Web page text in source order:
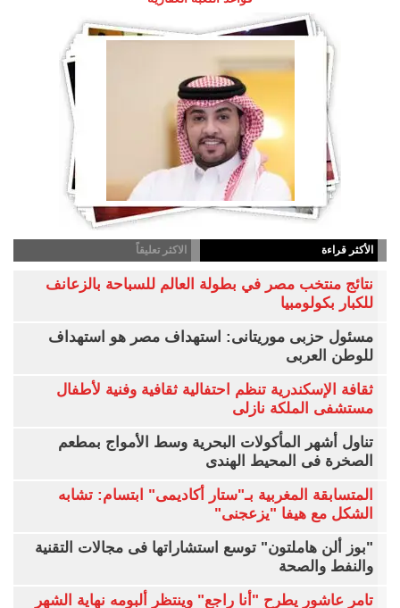
الأكثر قراءة الاكثر تعليقاً
نتائج منتخب مصر في بطولة العالم للسباحة بالزعانف
للكبار بكولومبيا
مسئول حزبى موريتانى: استهداف مصر هو استهداف
للوطن العربى
ثقافة الإسكندرية تنظم احتفالية ثقافية وفنية لأطفال
مستشفى الملكة نازلى
تناول أشهر المأكولات البحرية وسط الأمواج بمطعم
الصخرة فى المحيط الهندى
المتسابقة المغربية بـ"ستار أكاديمى" ابتسام: تشابه
الشكل مع هيفا "يزعجنى"
"بوز ألن هاملتون" توسع استشاراتها فى مجالات التقنية
والنفط والصحة
تامر عاشور يطرح "أنا راجع" وينتظر ألبومه نهاية الشهر